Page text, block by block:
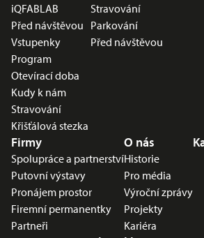
iQFABLAB
Před návštěvou
Vstupenky
Program
Otevírací doba
Kudy k nám
Stravování
Křišťálová stezka
Stravování
Parkování
Před návštěvou
Firmy
Spolupráce a partnerství
Putovní výstavy
Pronájem prostor
Firemní permanentky
Partneři
O nás
Historie
Pro média
Výroční zprávy
Projekty
Kariéra